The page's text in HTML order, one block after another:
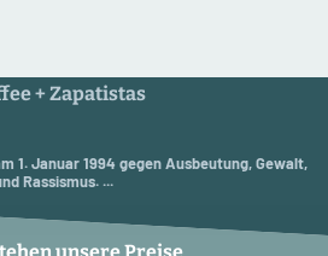
+ Zapatistas
1. Januar 1994 gegen Ausbeutung, Gewalt,
Rassismus. ...